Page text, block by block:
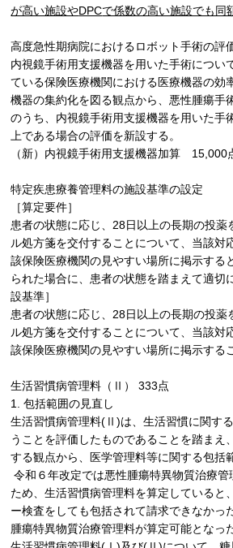
が高い施設やDPCで係数の高い施設でも同
⾼度急性期病院におけるロボット⼿術の評
内視鏡⼿術用⽀援機器を用いた⼿術につい
ている保険医療機関における医療機器の効
機器の集約化を図る観点から、悪性腫瘍⼿
のうち、内視鏡⼿術用⽀援機器を用いた⼿
上である場合の評価を新設する。
（新）内視鏡⼿術用⽀援機器加算 15,000
特定疾患療養管理料の施設基準の設定
［算定要件］
患者の状態に応じ、 28⽇以上の⻑期の投薬
ル処方箋を交付することについて、当該対
該保険医療機関の⾒やすい場所に掲⽰する
られた場合に、患者の状態を踏まえて適切
設基準］
患者の状態に応じ、 28⽇以上の⻑期の投薬
ル処方箋を交付することについて、当該対
該保険医療機関の⾒やすい場所に掲⽰する
生活習慣病管理料（ Ⅱ ） 333点
1.包括範囲の⾒直し
⽣活習慣病管理料( Ⅱ)は、⽣活習慣に関す
うことを評価したものであることを踏まえ
する観点から、医学管理料等に関する包括
令和６年改定では悪性腫瘍特異物質治療
ため、生活習慣病管理料を算定していると
ー検査をしても包括されて請求できなかっ
腫瘍特異物質治療管理料が算定可能となっ